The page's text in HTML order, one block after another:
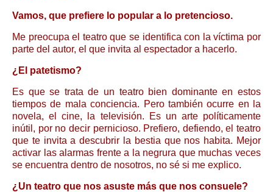
Vamos, que prefiere lo popular a lo pretencioso.
Me preocupa el teatro que se identifica con la víctima por
parte del autor, el que invita al espectador a hacerlo.
¿El patetismo?
Es que se trata de un teatro bien dominante en estos
tiempos de mala conciencia. Pero también ocurre en la
novela, el cine, la televisión. Es un arte políticamente
inútil, por no decir pernicioso. Prefiero, defiendo, el teatro
que te invita a descubrir la bestia que nos habita. Mejor
activar las alarmas frente a la negrura que muchas veces
se encuentra dentro de nosotros, no sé si me explico.
¿Un teatro que nos asuste más que nos consuele?